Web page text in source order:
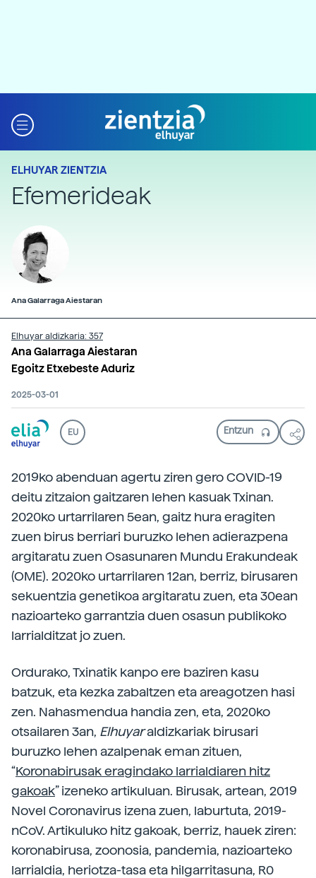
Ana Galarraga Aiestaran
ELHUYAR ZIENTZIA
Efemerideak
Elhuyar aldizkaria: 357
Ana Galarraga Aiestaran
Egoitz Etxebeste Aduriz
2025-03-01
EU
2019ko abenduan agertu ziren gero COVID-19
deitu zitzaion gaitzaren lehen kasuak Txinan.
2020ko urtarrilaren 5ean, gaitz hura eragiten
zuen birus berriari buruzko lehen adierazpena
argitaratu zuen Osasunaren Mundu Erakundeak
(OME). 2020ko urtarrilaren 12an, berriz, birusaren
sekuentzia genetikoa argitaratu zuen, eta 30ean
nazioarteko garrantzia duen osasun publikoko
larrialditzat jo zuen.
Ordurako, Txinatik kanpo ere baziren kasu
batzuk, eta kezka zabaltzen eta areagotzen hasi
zen. Nahasmendua handia zen, eta, 2020ko
otsailaren 3an, Elhuyaraldizkariak birusari
buruzko lehen azalpenak eman zituen,
“Koronabirusak eragindako larrialdiaren hitz
gakoak” izeneko artikuluan. Birusak, artean, 2019
Novel Coronavirus izena zuen, laburtuta, 2019-
nCoV. Artikuluko hitz gakoak, berriz, hauek ziren:
koronabirusa, zoonosia, pandemia, nazioarteko
larrialdia, heriotza-tasa eta hilgarritasuna, R0